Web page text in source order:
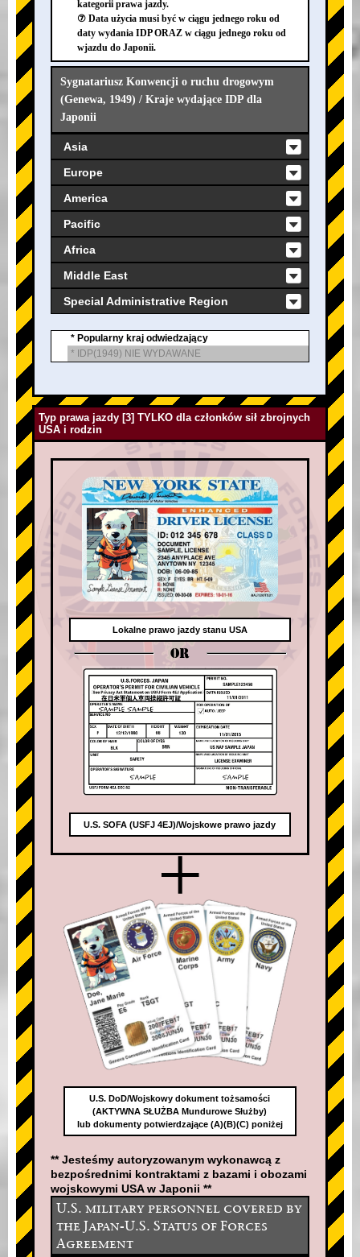
kategorii prawa jazdy.
⑦ Data użycia musi być w ciągu jednego roku od
daty wydania IDP ORAZ w ciągu jednego roku od
wjazdu do Japonii.
Sygnatariusz Konwencji o ruchu drogowym
(Genewa, 1949) / Kraje wydające IDP dla
Japonii
Asia
Europe
America
Pacific
Africa
Middle East
Special Administrative Region
* Popularny kraj odwiedzający
* IDP(1949) NIE WYDAWANE
Typ prawa jazdy [3] TYLKO dla członków sił zbrojnych
USA i rodzin
Lokalne prawo jazdy stanu USA
OR
U.S. SOFA (USFJ 4EJ)/Wojskowe prawo jazdy
+
U.S. DoD/Wojskowy dokument tożsamości
(AKTYWNA SŁUŻBA Mundurowe Służby)
lub dokumenty potwierdzające (A)(B)(C) poniżej
** Jesteśmy autoryzowanym wykonawcą z
bezpośrednimi kontraktami z bazami i obozami
wojskowymi USA w Japonii **
U.S. military personnel covered by
the Japan-U.S. Status of Forces
Agreement